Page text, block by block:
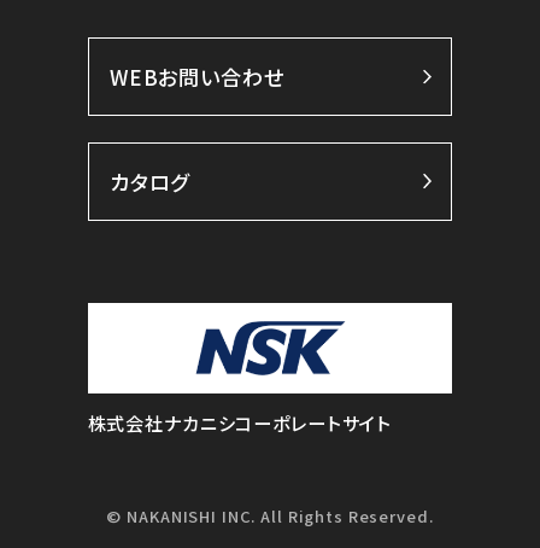
WEBお問い合わせ
カタログ
株式会社ナカニシコーポレートサイト
© NAKANISHI INC. All Rights Reserved.